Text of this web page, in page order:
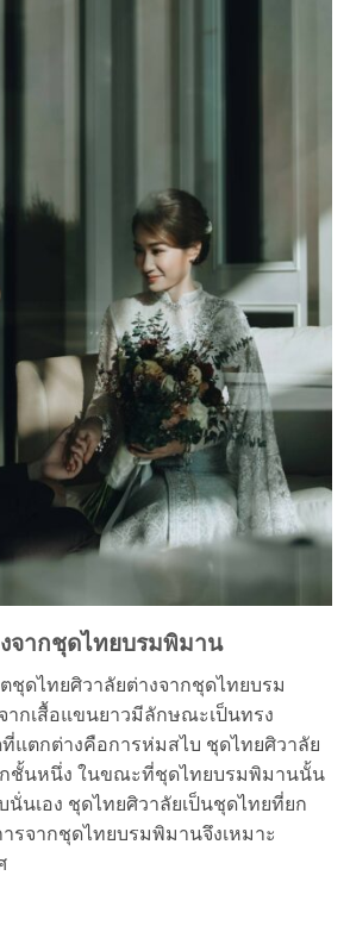
จากชุดไทยบรมพิมาน
ชุดไทยศิวาลัยต่างจากชุดไทยบรม
ากเสื้อแขนยาวมีลักษณะเป็นทรง
แตกต่างคือการห่มสไบ ชุดไทยศิวาลัย
ชั้นหนึ่ง ในขณะที่ชุดไทยบรมพิมานนั้น
นเอง ชุดไทยศิวาลัยเป็นชุดไทยที่ยก
รจากชุดไทยบรมพิมานจึงเหมาะ